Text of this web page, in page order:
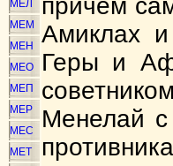
МЕЛ
МЕМ
МЕН
МЕО
МЕП
МЕР
МЕС
МЕТ
причем
Амиклах
Геры и
Менелай с